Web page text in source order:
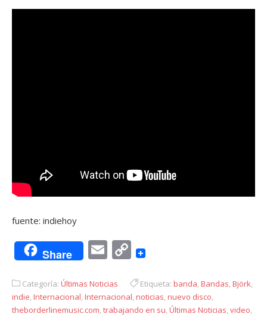
fuente: indiehoy
Share EmailCopy
Categoría: Últimas Noticias Etiqueta: banda,Bandas,Björk,
indie,Internacional,Internacional,noticias,nuevo disco,
theborderlinemusic.com,trabajando en su,Últimas Noticias,video,